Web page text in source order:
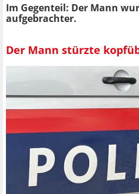
Im Gegenteil: Der Mann
aufgebrachter.
Der Mann stürzte